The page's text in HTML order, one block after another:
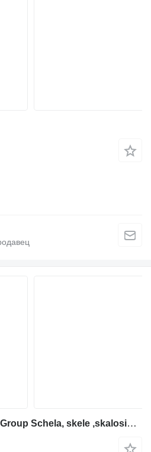
SLV Group Schele SLV Group Schela, skele ,skalosiά,Ponteggio, rusztowanie